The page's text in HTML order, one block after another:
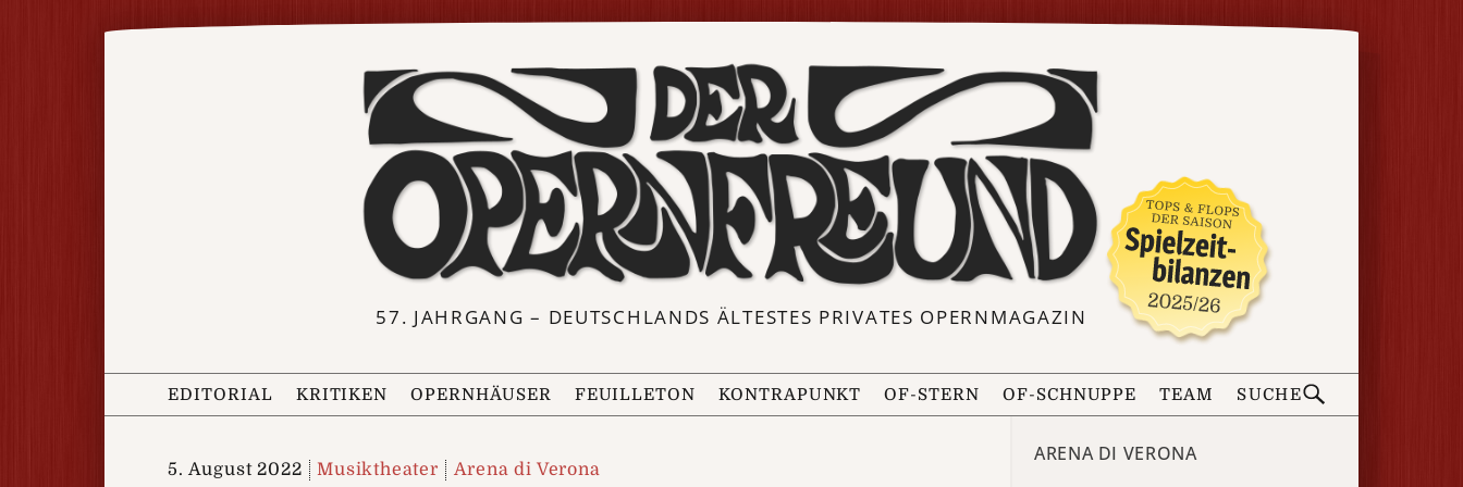
57. JAHRGANG – DEUTSCHLANDS ÄLTESTES PRIVATES OPERNMAGAZIN
EDITORIAL KRITIKEN OPERNHÄUSER FEUILLETON KONTRAPUNKT OF-STERN OF-SCHNUPPE TEAM SUCHE
5. August 2022 Musiktheater Arena di Verona
ARENA DI VERONA